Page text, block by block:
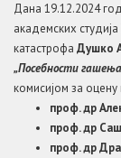
Дана 19.12.2024
академских
катастрофа Душко
„Посебности
комисијом за
проф. др
проф. др
проф. др